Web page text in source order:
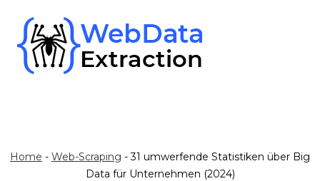
content
Home - Web-Scraping -31 umwerfende Statistiken über Big
Data für Unternehmen (2024)